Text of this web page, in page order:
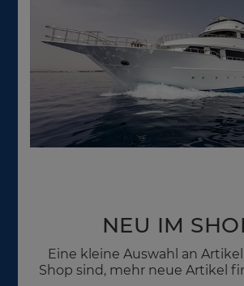
NEU IM
Eine kleine Auswahl an
Shop sind, mehr neue Artikel